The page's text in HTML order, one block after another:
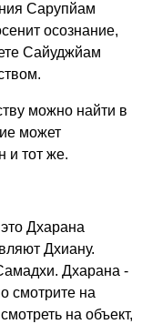
Сарупйам
осознание,
Сайуджйам
можно найти в
может
и тот же.
Дхарана
Дхиану.
Дхарана -
смотрите на
на объект,